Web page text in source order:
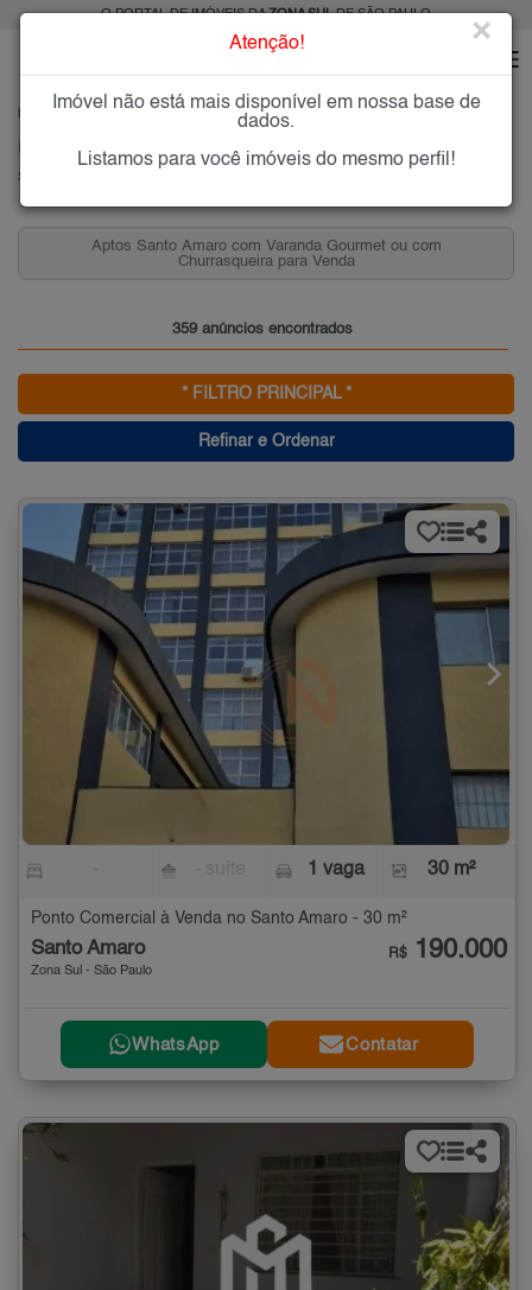
O PORTAL DE IMÓVEIS DAZONA SULDE SÃO PAULO
SANTO AMARO
Imóveis à Venda no Santo Amaro, Zona Sul de São Paulo
Santo Amaro, Zona Sul
Aptos Santo Amaro com Varanda Gourmet ou com
Churrasqueira para Venda
359 anúncios encontrados
* FILTRO PRINCIPAL *
Refinar e Ordenar
1 vaga 30 m²
Ponto Comercial à Venda no Santo Amaro - 30 m²
Santo Amaro
Zona Sul - São Paulo
R$ 190.000
WhatsApp Contatar
Atenção! ×
Imóvel não está mais disponível em nossa base de
dados.
Listamos para você imóveis do mesmo perfil!